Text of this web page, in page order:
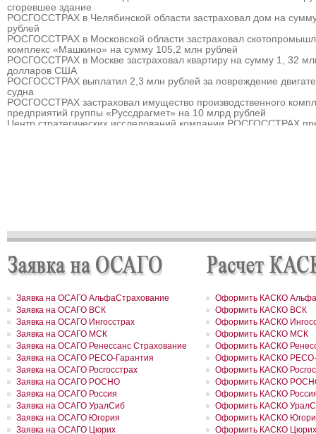
сгоревшее здание
РОСГОССТРАХ в Челябинской области застраховал дом на
рублей
РОСГОССТРАХ в Московской области застраховал
комплекс «Машкино» на сумму 105,2 млн рублей
РОСГОССТРАХ в Москве застраховал квартиру на сумму 1, 32
долларов США
РОСГОССТРАХ выплатил 2,3 млн рублей за повреждение
судна
РОСГОССТРАХ застраховал имущество производственного
предприятий группы «Руссдрагмет» на 10 млрд рублей
Центр стратегических исследований компании РОСГОССТРАХ
РОСГОССТРАХ застраховал ответственность ООО «Атомэкспо»
РОСГОССТРАХ в Костроме застраховал квартиру на сумму
РОСГОССТРАХ в Пермском крае застраховал дом и квартиру на
сумму 31,9 млн рублей
на сумму свыше 67 млн рублей
РОСГОССТРАХ в Москве и Московской области застраховал 2
сумму 41,5 млн рублей
РОСГОССТРАХ в новом учебном году продолжает
программу «Вектор взлета»
РОСГОССТРАХ в Удмуртии застраховал сельхозпроизводителей
около 200 млн рублей
РОСГОССТРАХ в Воронежской области застраховал самолеты
авиакомпании «Полет» на 8,8 млн долларов
РОСГОССТРАХ в Ленинградской области принял более 200
возмещение ущерба, причиненного июльским ураганом
РОСГОССТРАХ в Свердловской области застраховал дом на
41 млн рублей
РОСГОССТРАХ застрахует по ОСАГО автотранспорт МВД
Заявка на ОСАГО АльфаСтрахование
Заявка на ОСАГО ВСК
Заявка на ОСАГО Ингосстрах
Заявка на ОСАГО МСК
Заявка на ОСАГО Ренессанс Страхование
Заявка на ОСАГО РЕСО-Гарантия
Заявка на ОСАГО Росгосстрах
Заявка на ОСАГО РОСНО
Заявка на ОСАГО Россия
Заявка на ОСАГО УралСиб
Заявка на ОСАГО Югория
Заявка на ОСАГО Цюрих
Оформить КАСКО
Оформить КАСКО ВСК
Оформить КАСКО
Оформить КАСКО МСК
Оформить КАСКО
Оформить КАСКО РЕСО-
Оформить КАСКО
Оформить КАСКО
Оформить КАСКО
Оформить КАСКО
Оформить КАСКО
Оформить КАСКО Цюрих